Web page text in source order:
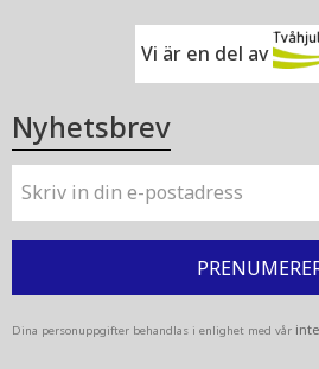
Vi är en del av
Nyhetsbrev
Dina personuppgifter behandlas i enlighet med vår